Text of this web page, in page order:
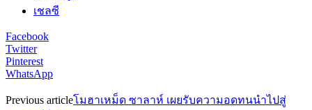
เชลซี
Facebook
Twitter
Pinterest
WhatsApp
Previous articleโมฮาเหม็ด ซาลาห์ เผยรับความอดทนนำไปสู่